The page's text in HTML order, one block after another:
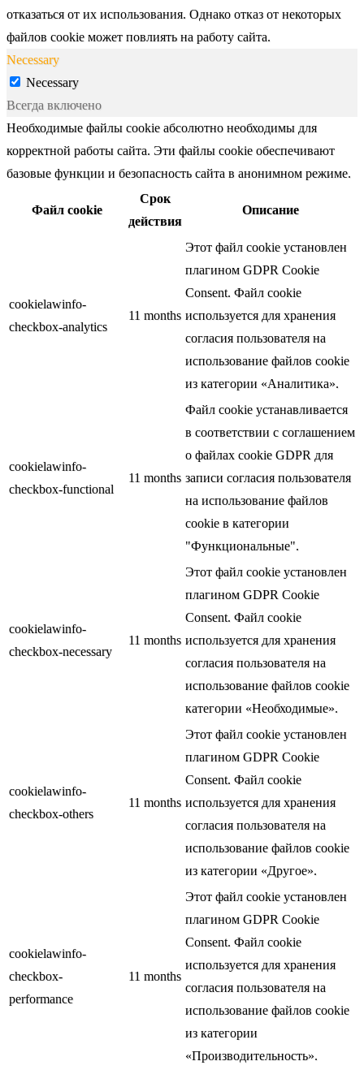
отказаться от их использования. Однако отказ от некоторых
файлов cookie может повлиять на работу сайта.
Necessary
Necessary
Всегда включено
Необходимые файлы cookie абсолютно необходимы для
корректной работы сайта. Эти файлы cookie обеспечивают
базовые функции и безопасность сайта в анонимном режиме.
Файл cookie
Срок
действия
Описание
cookielawinfo-
checkbox-analytics
11 months
Этот файл cookie установлен
плагином GDPR Cookie
Consent. Файл cookie
используется для хранения
согласия пользователя на
использование файлов cookie
из категории «Аналитика».
cookielawinfo-
checkbox-functional
11 months
Файл cookie устанавливается
в соответствии с соглашением
о файлах cookie GDPR для
записи согласия пользователя
на использование файлов
cookie в категории
"Функциональные".
cookielawinfo-
checkbox-necessary
11 months
Этот файл cookie установлен
плагином GDPR Cookie
Consent. Файл cookie
используется для хранения
согласия пользователя на
использование файлов cookie
категории «Необходимые».
cookielawinfo-
checkbox-others
11 months
Этот файл cookie установлен
плагином GDPR Cookie
Consent. Файл cookie
используется для хранения
согласия пользователя на
использование файлов cookie
из категории «Другое».
cookielawinfo-
checkbox-
performance
11 months
Этот файл cookie установлен
плагином GDPR Cookie
Consent. Файл cookie
используется для хранения
согласия пользователя на
использование файлов cookie
из категории
«Производительность».